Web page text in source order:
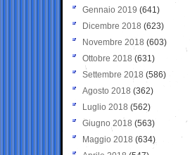
Gennaio 2019 (641)
Dicembre 2018 (623)
Novembre 2018 (603)
Ottobre 2018 (631)
Settembre 2018 (586)
Agosto 2018 (362)
Luglio 2018 (562)
Giugno 2018 (563)
Maggio 2018 (634)